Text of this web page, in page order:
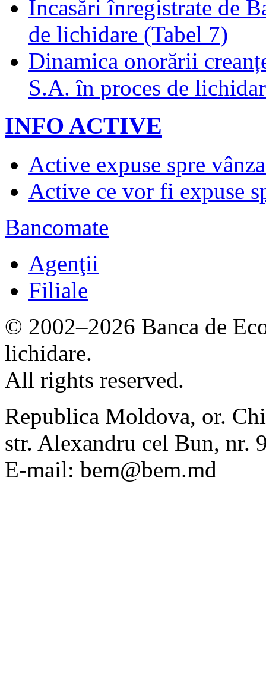
Încasări înregistrate de
de lichidare (Tabel 7)
Dinamica onorării
S.A. în proces de
INFO ACTIVE
Active expuse spre
Active ce vor fi expuse
Bancomate
Agenţii
Filiale
© 2002–2026 Banca de
lichidare.
All rights reserved.
Republica Moldova, or.
str. Alexandru cel Bun, nr.
E-mail: bem@bem.md